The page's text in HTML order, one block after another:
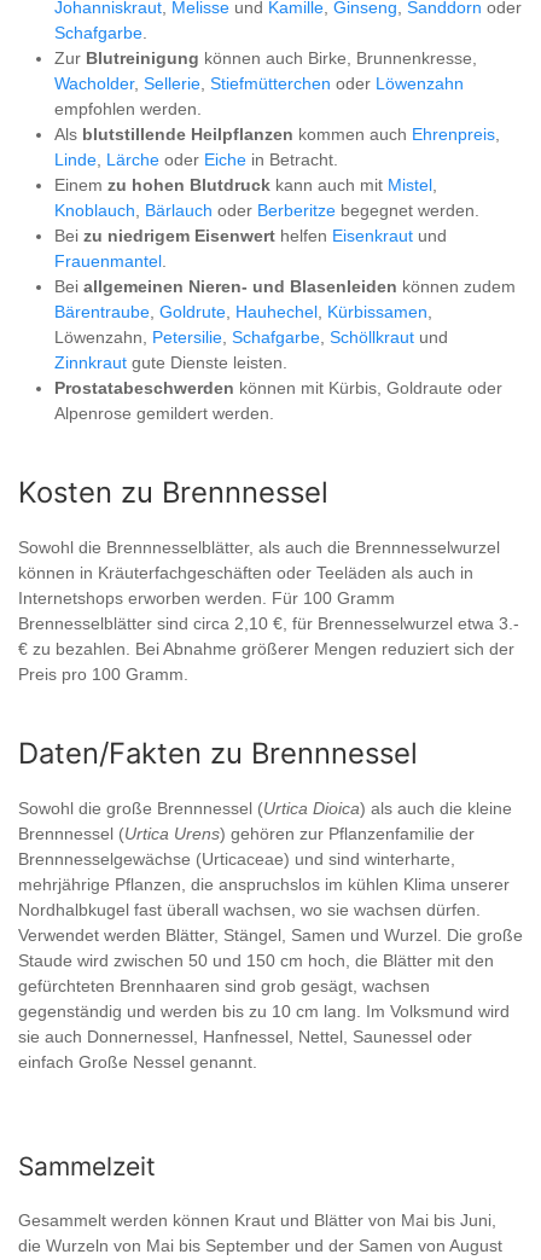
Johanniskraut Melisse und Kamille Ginseng Sanddorn oder
Schafgarbe
Zur Blutreinigung können auch Birke, Brunnenkresse,
Wacholder, Sellerie Stiefmütterchen oder Löwenzahn
empfohlen werden.
Als blutstillende Heilpflanzen kommen auch Ehrenpreis
Linde Lärche oder Eiche in Betracht.
Einem zu hohen Blutdruck kann auch mit Mistel
Knoblauch
Bärlauch oder Berberitze begegnet werden.
Bei zu niedrigem Eisenwert helfen Eisenkraut und
Frauenmantel
Bei allgemeinen Nieren- und Blasenleiden können zudem
Bärentraube Goldrute Hauhechel Kürbissamen
Löwenzahn, Petersilie Schafgarbe Schöllkraut und
Zinnkraut gute Dienste leisten.
Prostatabeschwerden können mit Kürbis, Goldraute oder
Alpenrose gemildert werden.
Kosten zu Brennnessel
Sowohl die Brennnesselblätter, als auch die Brennnesselwurzel
können in Kräuterfachgeschäften oder Teeläden als auch in
Internetshops erworben werden. Für 100 Gramm
Brennesselblätter sind circa 2,10 €, für Brennesselwurzel etwa 3.-
€ zu bezahlen. Bei Abnahme größerer Mengen reduziert sich der
Preis pro 100 Gramm.
Daten/Fakten zu Brennnessel
Sowohl die große Brennnessel (Urtica Dioica) als auch die kleine
Brennnessel (Urtica Urens) gehören zur Pflanzenfamilie der
Brennnesselgewächse (Urticaceae) und sind winterharte,
mehrjährige Pflanzen, die anspruchslos im kühlen Klima unserer
Nordhalbkugel fast überall wachsen, wo sie wachsen dürfen.
Verwendet werden Blätter, Stängel, Samen und Wurzel. Die große
Staude wird zwischen 50 und 150 cm hoch, die Blätter mit den
gefürchteten Brennhaaren sind grob gesägt, wachsen
gegenständig und werden bis zu 10 cm lang. Im Volksmund wird
sie auch Donnernessel, Hanfnessel, Nettel, Saunessel oder
einfach Große Nessel genannt.
Sammelzeit
Gesammelt werden können Kraut und Blätter von Mai bis Juni,
die Wurzeln von Mai bis September und der Samen von August